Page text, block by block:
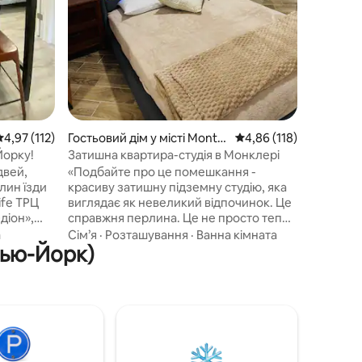
оцінка: 4,97 з 5, відгуки: 112
4,97 (112)
їзди
Гостьовий дім у місті Montcl
air
Середня оцінка: 4,86
4,86 (118)
Затишна квартира-студія в Монклері
«Подбайте про це помешкання -
красиву затишну підземну студію, яка
виглядає як невеликий відпочинок. Це
справжня перлина. Це не просто тепло
і чарівно - це свого роду тепло, яке
випромінює стиль ». Розслабтеся й
насолоджуйтеся цією підземною
призначене для відпочинку та сну. Він
підходить для короткого перебування
Сім’я · Розташування · Ванна кімната
Йорк)